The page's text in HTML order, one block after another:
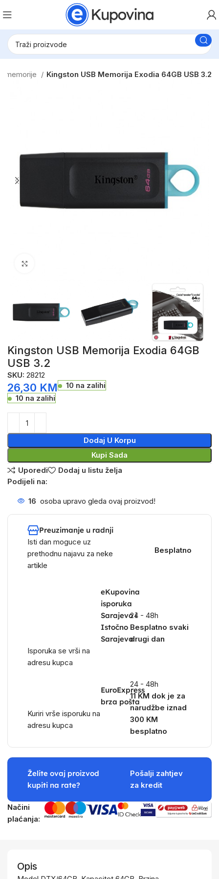
memorije Kingston USB Memorija Exodia 64GB USB 3.2
Kingston USB Memorija Exodia 64GB
USB 3.2
SKU:28212
26,30 KM
10 na zalihi
10 na zalihi
Dodaj U Korpu
Kupi Sada
Uporedi
Dodaj u listu želja
Podijeli na:
16 osoba upravo gleda ovaj proizvod!
Preuzimanje u radnji
Isti dan moguce uz
prethodnu najavu za neke
artikle
Besplatno
eKupovina
isporuka
Sarajevo i
Istočno
Sarajevo
Isporuka se vrši na
adresu kupca
24 - 48h
Besplatno svaki
drugi dan
EuroExpress
brza pošta
Kuriri vrše isporuku na
adresu kupca
24 - 48h
11 KM dok je za
narudžbe iznad
300 KM
besplatno
Želite ovaj proizvod
kupiti na rate?
Pošalji zahtjev
za kredit
Načini
plaćanja:
Opis